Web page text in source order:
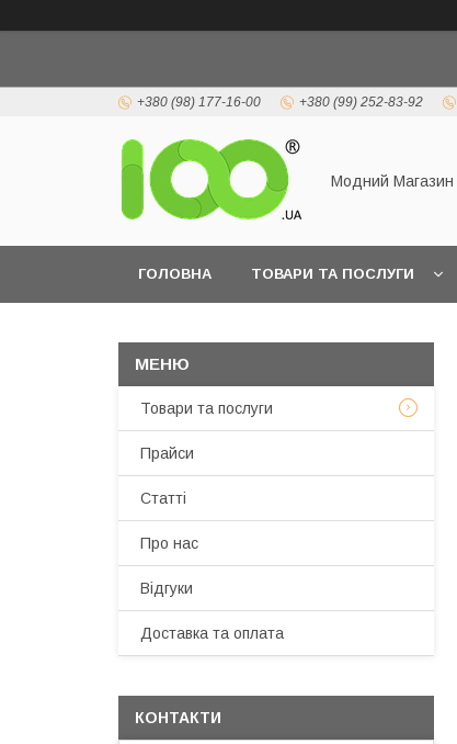
+380 (98) 177-16-00 +380 (99) 252-83-92
Модний Магазин
ГОЛОВНА ТОВАРИ ТА ПОСЛУГИ
Товари та послуги
Прайси
Статті
Про нас
Відгуки
Доставка та оплата
КОНТАКТИ